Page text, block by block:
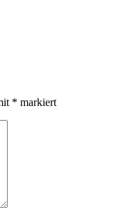
* markiert